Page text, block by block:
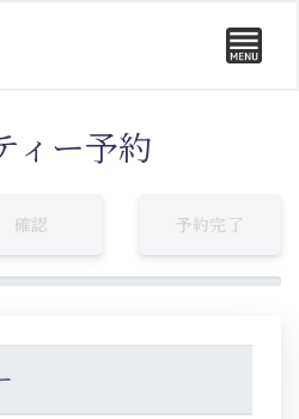
ィー予約
確認 予約完了